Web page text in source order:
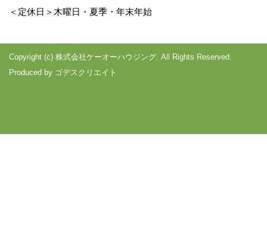
＜定休日＞木曜日・夏季・年末年始
Copyright (c) 株式会社ケーオーハウジング. All Rights Reserved.
Produced by ゴデスクリエイト